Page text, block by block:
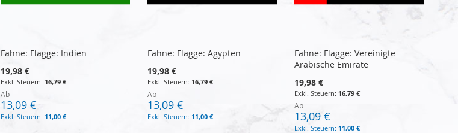
Fahne: Flagge: Indien
19,98 €
16,79 €
Ab
13,09 €
11,00 €
Fahne: Flagge: Ägypten
19,98 €
16,79 €
Ab
13,09 €
11,00 €
Fahne: Flagge: Vereinigte
Arabische Emirate
19,98 €
16,79 €
Ab
13,09 €
11,00 €